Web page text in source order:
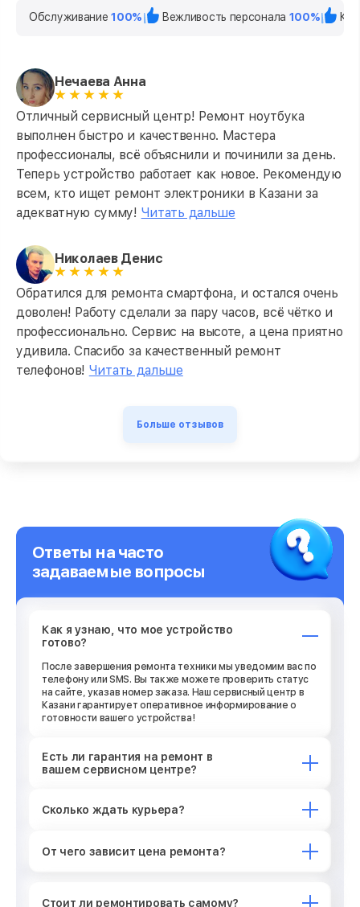
Обслуживание100% Вежливость персонала 100%
Нечаева Анна
Отличный сервисный центр! Ремонт ноутбука
выполнен быстро и качественно. Мастера
профессионалы, всё объяснили и починили за день.
Теперь устройство работает как новое. Рекомендую
всем, кто ищет ремонт электроники в Казани за
адекватную сумму! Читать дальше
Николаев Денис
Обратился для ремонта смартфона, и остался очень
доволен! Работу сделали за пару часов, всё чётко и
профессионально. Сервис на высоте, а цена приятно
удивила. Спасибо за качественный ремонт
телефонов! Читать дальше
Больше отзывов
Ответы на часто
задаваемые вопросы
Как я узнаю, что мое устройство
готово?
После завершения ремонта техники мы уведомим вас по
телефону или SMS. Вы также можете проверить статус
на сайте, указав номер заказа. Наш сервисный центр в
Казани гарантирует оперативное информирование о
готовности вашего устройства!
Есть ли гарантия на ремонт в
вашем сервисном центре?
Сколько ждать курьера?
От чего зависит цена ремонта?
Стоит ли ремонтировать самому?